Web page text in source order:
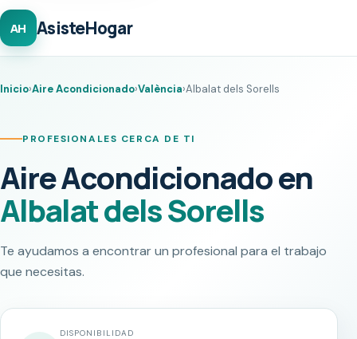
AH AsisteHogar
Inicio›Aire Acondicionado›València›Albalat dels Sorells
PROFESIONALES CERCA DE TI
Aire Acondicionado en
Albalat dels Sorells
Te ayudamos a encontrar un profesional para el trabajo
que necesitas.
DISPONIBILIDAD